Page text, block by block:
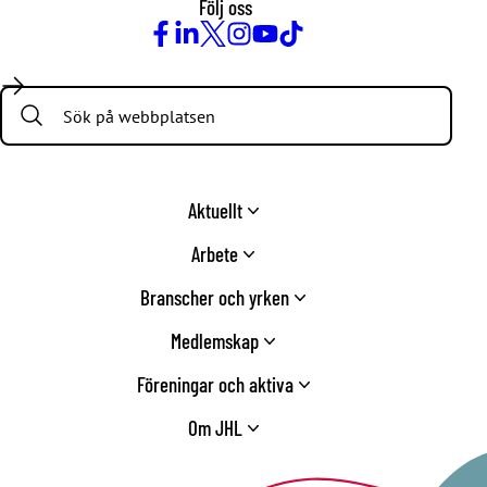
Följ oss
Search:
Aktuellt
Arbete
Branscher och yrken
Medlemskap
Föreningar och aktiva
Om JHL